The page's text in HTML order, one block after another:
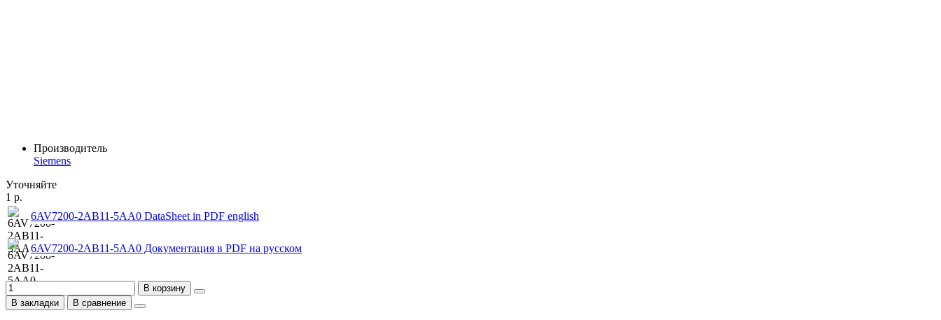
Производитель
Siemens
Уточняйте
1 р.
6AV7200-2AB11-5AA0 DataSheet in PDF english
6AV7200-2AB11-5AA0 Документация в PDF на русском
В корзину
В закладки
В сравнение